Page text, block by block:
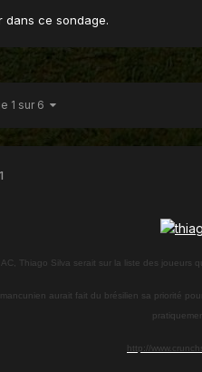
dans ce sondage.
1 sur 6
Thiago Silva serait sur la liste des
aurait fait du brésilien sa priorité
http://